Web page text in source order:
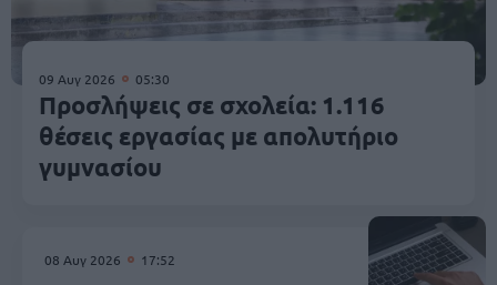
09 Αυγ 2026 05:30
Προσλήψεις σε σχολεία: 1.116
θέσεις εργασίας με απολυτήριο
γυμνασίου
08 Αυγ 2026 17:52